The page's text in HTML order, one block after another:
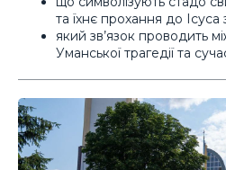
та їхнє прохання до Ісуса
який зв’язок проводить
Уманської трагедії та